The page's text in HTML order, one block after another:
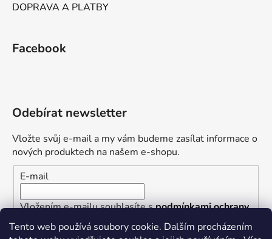
Tento web používá soubory cookie. Dalším procházením
DOPRAVA A PLATBY
Facebook
Odebírat newsletter
Vložte svůj e-mail a my vám budeme zasílat informace o
nových produktech na našem e-shopu.
E-mail
Vložením e-mailu souhlasíte spodmínkami ochrany
osobních údajů